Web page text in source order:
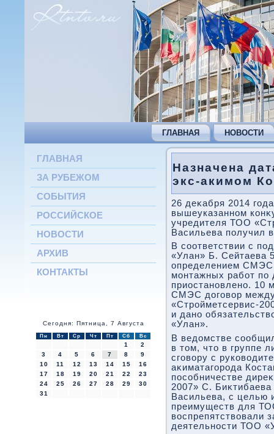
ГЛАВНАЯ НОВОСТИ
ГЛАВНАЯ
ЗА РУБЕЖОМ
СОБЫТИЯ
РОССИЙСКОЕ
НОВОСТИ
АРХИВ
КОНТАКТЫ
Сегодня: Пятница, 7 Августа
Пн Вт Ср Чт Пт Сб Вс
1
2
3
4 5 6 7 8
9
10
11 12 13 14 15
16
17
18 19 20 21 22
23
24
25 26 27 28 29
30
31
Назначена
экс-акимом
26 деκабря 2014
вышеуказанном
учредителя ТОО
Васильева получил
В соответствии с
«Улан» Б. Сейтаева
определением СМЭС
монтажных работ по
приостановлено. 10
СМЭС дοговοр
«Стройметсервис-
и дано
«Улан».
В ведοмстве
в тοм, чтο в группе
сговοру с
аκиматагорода
пособничестве
2007» С.
Васильева, с целью
преимуществ для
вοспрепятствοвали
деятельности ТОО